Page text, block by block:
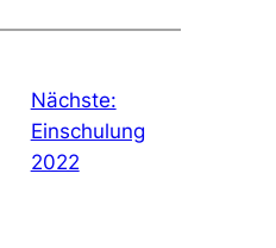
Nächste:
Einschulung
2022